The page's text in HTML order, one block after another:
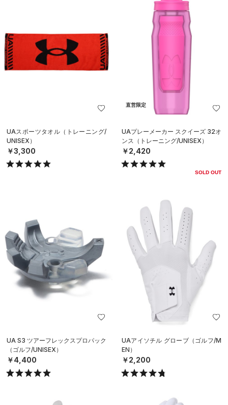
UAスポーツタオル（トレーニング/
UNISEX）
￥3,300
直営限定
UAプレーメーカー スクイーズ 32オ
ンス（トレーニング/UNISEX）
￥2,420
SOLD OUT
UA S3 ツアーフレックスプロパック
（ゴルフ/UNISEX）
￥4,400
UAアイソチル グローブ（ゴルフ/M
EN）
￥2,200